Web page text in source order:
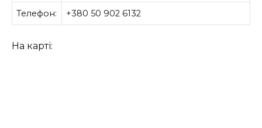
Телефон: +380 50 902 6132
На карті: